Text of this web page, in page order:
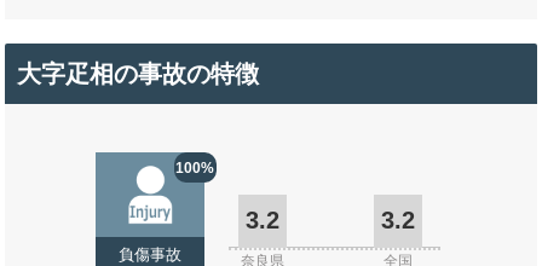
大字疋相の事故の特徴
100%
負傷事故
3.2 3.2
奈良県 全国